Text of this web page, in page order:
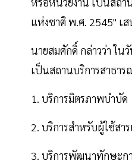
แห่งชาติ พ.ศ. 2545" เ
นายสมศักดิ์ กล่าวว่า ใ
เป็นสถานบริการสาธา
1. บริการมิตรภาพบำบัด
2. บริการสำหรับผู้ใช้สา
3. บริการพัฒนาทักษะก